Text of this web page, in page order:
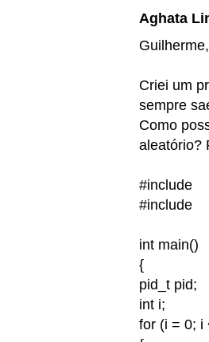
Aghata
Guilherme,
Criei um
sempre
Como
aleatório?
#include
#include
int main()
{
pid_t pid;
int i;
for (i = 0; i